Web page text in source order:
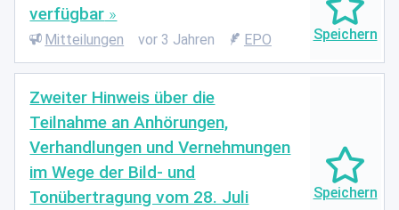
verfügbar
Mitteilungen vor 3 Jahren EPO
Zweiter Hinweis über die
Teilnahme an Anhörungen,
Verhandlungen und Vernehmungen
im Wege der Bild- und
Tonübertragung vom 28. Juli